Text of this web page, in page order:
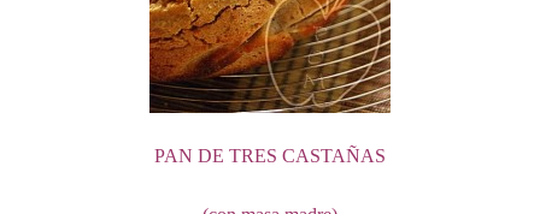
PAN DE TRES CASTAÑAS